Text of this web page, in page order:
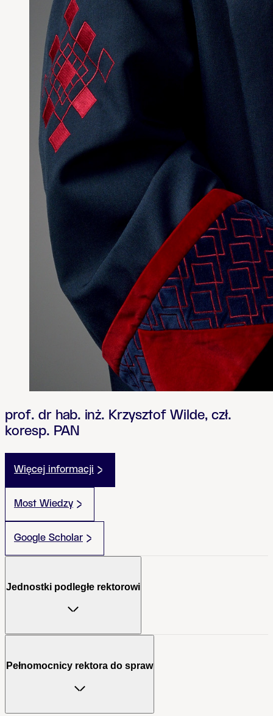
prof. dr hab. inż. Krzysztof Wilde, czł.
koresp. PAN
Więcej informacji
Most Wiedzy
Google Scholar
Jednostki podległe rektorowi
Pełnomocnicy rektora do spraw